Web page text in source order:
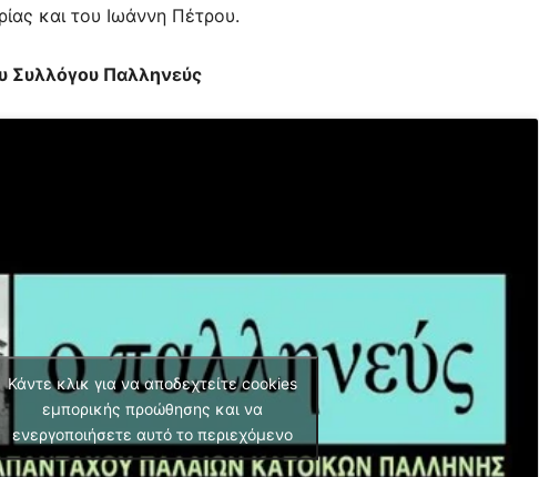
και του Ιωάννη Πέτρου.
Συλλόγου Παλληνεύς
Κάντε κλικ για να αποδεχτείτε cookies
εμπορικής προώθησης και να
ενεργοποιήσετε αυτό το περιεχόμενο